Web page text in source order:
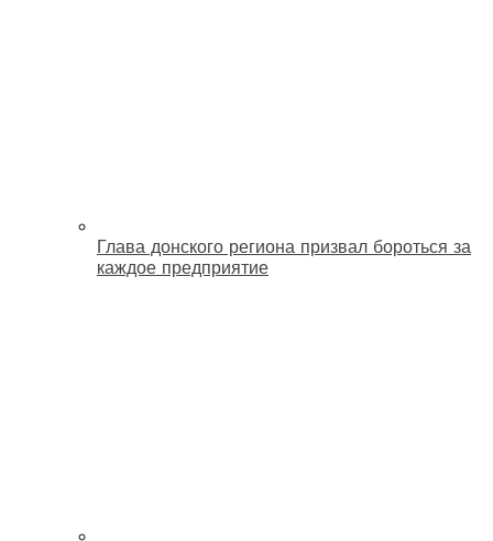
Глава донского региона призвал бороться за
каждое предприятие